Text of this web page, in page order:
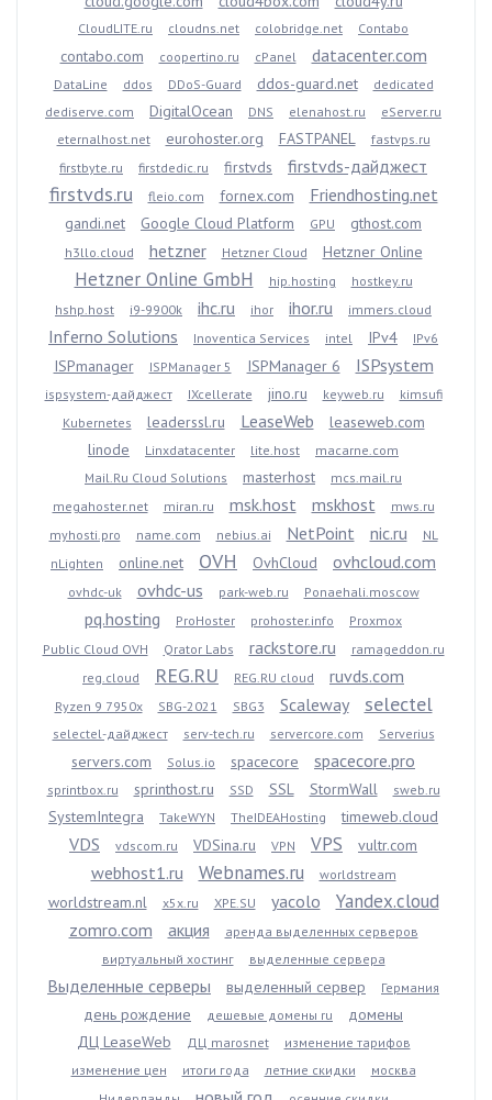
CloudLITE.ru cloudns.net colobridge.net Contabo
contabo.com coopertino.ru cPanel datacenter.com
DataLine ddos DDoS-Guard ddos-guard.net
dedicated
dediserve.com
DigitalOcean DNS elenahost.ru
eServer.ru
eternalhost.net
eurohoster.org FASTPANEL
fastvps.ru
firstbyte.ru
firstdedic.ru firstvds firstvds-дайджест
firstvds.ru fleio.com fornex.com Friendhosting.net
gandi.net Google Cloud Platform GPU gthost.com
h3llo.cloud hetzner Hetzner Cloud Hetzner Online
Hetzner Online GmbH hip.hosting
hostkey.ru
hshp.host
i9-9900k ihc.ru ihor ihor.ru immers.cloud
Inferno Solutions Inoventica Services intel IPv4 IPv6
ISPmanager ISPManager 5 ISPManager 6 ISPsystem
ispsystem-дайджест IXcellerate jino.ru keyweb.ru
kimsufi
Kubernetes
leaderssl.ru LeaseWeb
leaseweb.com
linode
Linxdatacenter lite.host
macarne.com
Mail.Ru Cloud Solutions
masterhost
mcs.mail.ru
megahoster.net
miran.ru msk.host mskhost
mws.ru
myhosti.pro
name.com nebius.ai NetPoint nic.ru
NL
nLighten
online.net OVH OvhCloud ovhcloud.com
ovhdc-uk ovhdc-us park-web.ru Ponaehali.moscow
pq.hosting ProHoster prohoster.info
Proxmox
Public Cloud OVH
Qrator Labs rackstore.ru
ramageddon.ru
reg.cloud
REG.RU REG.RU cloud ruvds.com
Ryzen 9 7950x SBG-2021 SBG3 Scaleway selectel
selectel-дайджест serv-tech.ru servercore.com Serverius
servers.com Solus.io spacecore spacecore.pro
sprintbox.ru sprinthost.ru SSD SSL StormWall sweb.ru
SystemIntegra TakeWYN TheIDEAHosting timeweb.cloud
VDS vdscom.ru VDSina.ru VPN VPS vultr.com
webhost1.ru Webnames.ru worldstream
worldstream.nl x5x.ru XPE.SU yacolo Yandex.cloud
zomro.com акция
аренда выделенных серверов
виртуальный хостинг
выделенные сервера
Выделенные серверы выделенный сервер Германия
день рождение дешевые домены ru
домены
ДЦ LeaseWeb
ДЦ marosnet
изменение тарифов
изменение цен
итоги года летние скидки
москва